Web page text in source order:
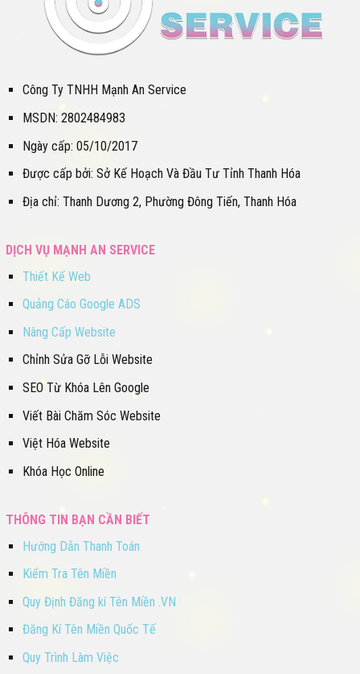
Công Ty TNHH Mạnh An Service
MSDN: 2802484983
Ngày cấp: 05/10/2017
Được cấp bởi: Sở Kế Hoạch Và Đầu Tư Tỉnh Thanh Hóa
Địa chỉ: Thanh Dương 2, Phường Đông Tiến, Thanh Hóa
DỊCH VỤ MẠNH AN SERVICE
Thiết Kế Web
Quảng Cáo Google ADS
Nâng Cấp Website
Chỉnh Sửa Gỡ Lỗi Website
SEO Từ Khóa Lên Google
Viết Bài Chăm Sóc Website
Việt Hóa Website
Khóa Học Online
THÔNG TIN BẠN CẦN BIẾT
Hướng Dẫn Thanh Toán
Kiểm Tra Tên Miền
Quy Định Đăng kí Tên Miền .VN
Đăng Kí Tên Miền Quốc Tế
Quy Trình Làm Việc